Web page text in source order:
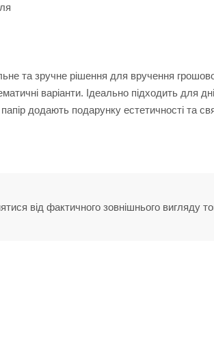
та зручне рішення для вручення
варіанти. Ідеально підходить для
додають подарунку естетичності та
від фактичного зовнішнього вигляду